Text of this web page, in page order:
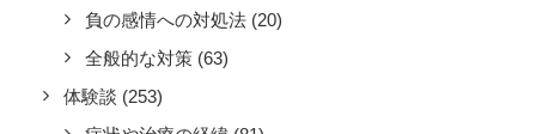
負の感情への対処法 (20)
全般的な対策 (63)
体験談 (253)